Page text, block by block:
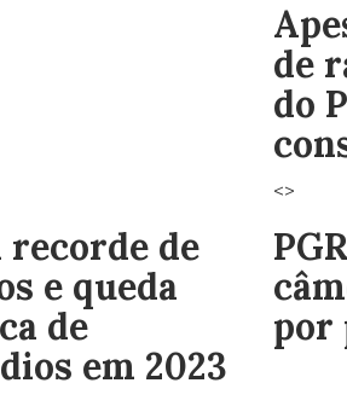
de
do
recorde de
e queda
de
em 2023
<>
por